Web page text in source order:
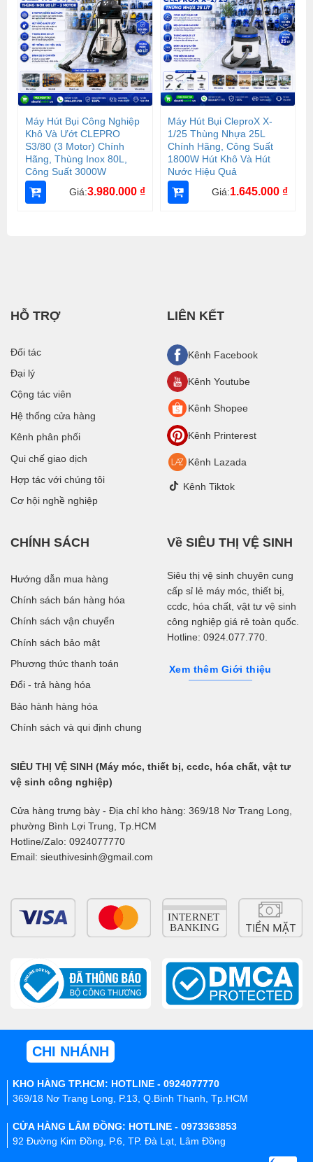
Máy Hút Bụi Công Nghiệp
Khô Và Ướt CLEPRO
S3/80 (3 Motor) Chính
Hãng, Thùng Inox 80L,
Công Suất 3000W
Giá:3.980.000 ₫
Máy Hút Bụi CleproX X-
1/25 Thùng Nhựa 25L
Chính Hãng, Công Suất
1800W Hút Khô Và Hút
Nước Hiệu Quả
Giá:1.645.000 ₫
HỖ TRỢ
Đối tác
Đại lý
Cộng tác viên
Hệ thống cửa hàng
Kênh phân phối
Qui chế giao dịch
Hợp tác với chúng tôi
Cơ hội nghề nghiệp
LIÊN KẾT
Kênh Facebook
Kênh Youtube
Kênh Shopee
Kênh Printerest
Kênh Lazada
Kênh Tiktok
CHÍNH SÁCH
Hướng dẫn mua hàng
Chính sách bán hàng hóa
Chính sách vận chuyển
Chính sách bảo mật
Phương thức thanh toán
Đổi - trả hàng hóa
Bảo hành hàng hóa
Chính sách và qui định chung
Về SIÊU THỊ VỆ SINH
Siêu thị vệ sinh chuyên cung
cấp sỉ lẻ máy móc, thiết bị,
ccdc, hóa chất, vật tư vệ sinh
công nghiệp giá rẻ toàn quốc.
Hotline: 0924.077.770.
Xem thêm Giới thiệu
SIÊU THỊ VỆ SINH (Máy móc, thiết bị, ccdc, hóa chất, vật tư
vệ sinh công nghiệp)
Cửa hàng trưng bày - Địa chỉ kho hàng: 369/18 Nơ Trang Long,
phường Bình Lợi Trung, Tp.HCM
Hotline/Zalo: 0924077770
Email: sieuthivesinh@gmail.com
CHI NHÁNH
KHO HÀNG TP.HCM: HOTLINE - 0924077770
369/18 Nơ Trang Long, P.13, Q.Bình Thạnh, Tp.HCM
CỬA HÀNG LÂM ĐỒNG: HOTLINE - 0973363853
92 Đường Kim Đồng, P.6, TP. Đà Lạt, Lâm Đồng